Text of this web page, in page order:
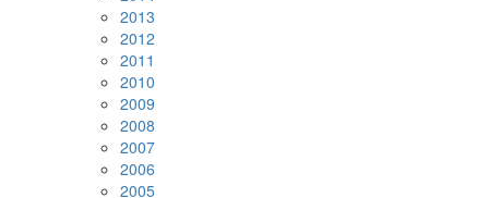
2013
2012
2011
2010
2009
2008
2007
2006
2005